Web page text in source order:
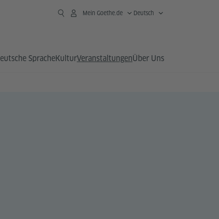
Mein Goethe.de Deutsch
SpracheKulturVeranstaltungenÜber Uns